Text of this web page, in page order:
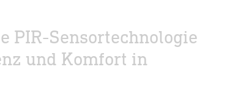
PIR-Sensortechnologie
und Komfort in